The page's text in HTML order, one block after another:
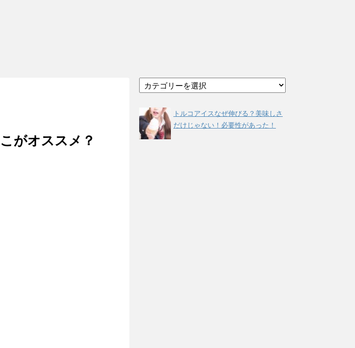
がオススメ？
テ
リ
ー
トルコアイスなぜ伸びる？美味しさ
だけじゃない！必要性があった！